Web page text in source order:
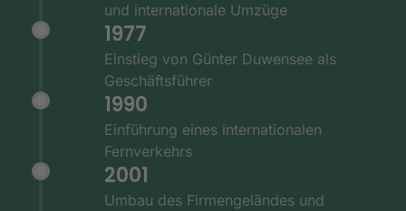
und internationale Umzüge
1977
Einstieg von Günter Duwensee als
Geschäftsführer
1990
Einführung eines internationalen
Fernverkehrs
2001
Umbau des Firmengeländes und